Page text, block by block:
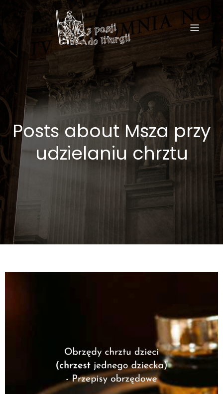
Posts about Msza przy
udzielaniu chrztu